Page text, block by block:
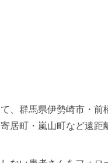
、群馬県伊勢崎市・
居町・嵐山町など遠